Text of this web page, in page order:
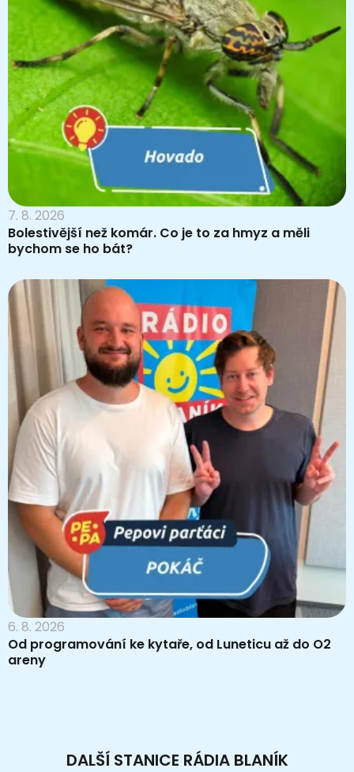
7. 8. 2026
Bolestivější než komár. Co je to za hmyz a měli
bychom se ho bát?
6. 8. 2026
Od programování ke kytaře, od Luneticu až do O2
areny
DALŠÍ STANICE RÁDIA BLANÍK